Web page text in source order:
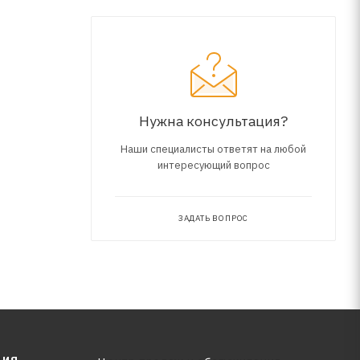
Нужна консультация?
Наши специалисты ответят на любой
интересующий вопрос
ЗАДАТЬ ВОПРОС